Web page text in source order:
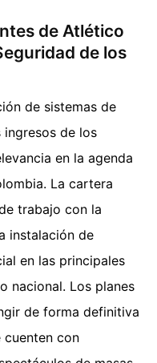
de Atlético
de los
de sistemas de
de los
en la agenda
La cartera
trabajo con la
instalación de
en las principales
nacional. Los planes
de forma definitiva
cuenten con